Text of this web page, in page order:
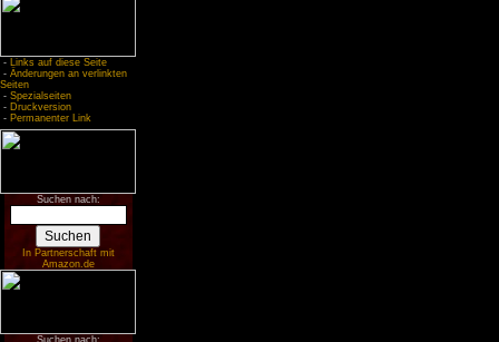
- Links auf diese Seite
- Änderungen an verlinkten
Seiten
- Spezialseiten
- Druckversion
- Permanenter Link
Suchen nach:
In Partnerschaft mit
Amazon.de
Suchen nach: